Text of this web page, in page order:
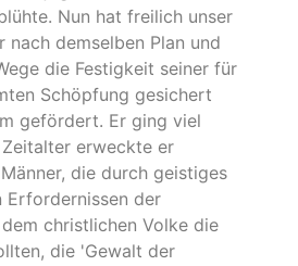
Nun hat freilich unser
nach demselben Plan und
die Festigkeit seiner für
Schöpfung gesichert
gefördert. Er ging viel
erweckte er
die durch geistiges
Erfordernissen der
christlichen Volke die
die 'Gewalt der